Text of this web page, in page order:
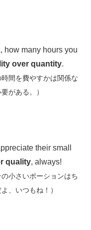
how many hours you
over quantity.
間を費やすかは関係な
がある。）
their small
quality, always!
小さいポーションはち
、いつもね！）